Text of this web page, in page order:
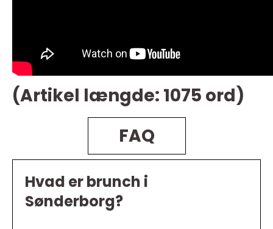
(Artikel længde: 1075 ord)
FAQ
Hvad er brunch i
Sønderborg?